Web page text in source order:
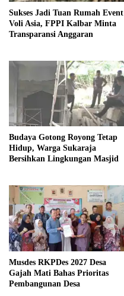
Sukses Jadi Tuan Rumah Event
Voli Asia, FPPI Kalbar Minta
Transparansi Anggaran
Budaya Gotong Royong Tetap
Hidup, Warga Sukaraja
Bersihkan Lingkungan Masjid
Musdes RKPDes 2027 Desa
Gajah Mati Bahas Prioritas
Pembangunan Desa